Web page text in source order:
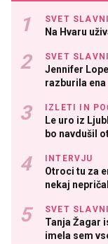
SVET
Na Hvaru
SVET
Jennifer
razburila ena
IZLETI IN
Le uro iz
bo navdušil
INTERVJU
Otroci tu za
nekaj
SVET
Tanja Žagar
imela sem